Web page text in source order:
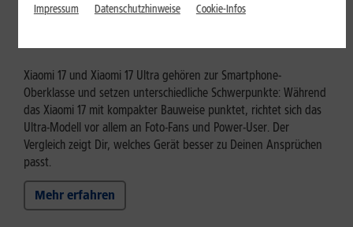
Xiaomi 17 vs. Xiaomi 17 Ultra: Für
Xiaomi 17 und Xiaomi 17 Ultra gehören zur Smartphone-
Oberklasse und setzen unterschiedliche Schwerpunkte: Während
das Xiaomi 17 mit kompakter Bauweise punktet, richtet sich das
Ultra-Modell vor allem an Foto-Fans und Power-User. Der
Vergleich zeigt Dir, welches Gerät besser zu Deinen Ansprüchen
passt.
Mehr erfahren
Impressum Datenschutzhinweise Cookie-Infos